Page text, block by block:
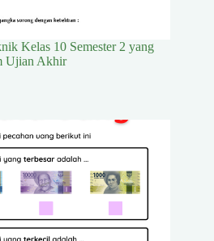
Kelas 10 Semester 2 yang
Ujian Akhir